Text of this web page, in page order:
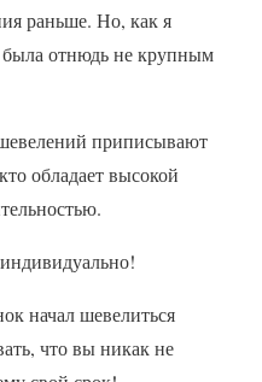
раньше. Но, как я
отнюдь не крупным
приписывают
обладает высокой
начал шевелиться
что вы никак не